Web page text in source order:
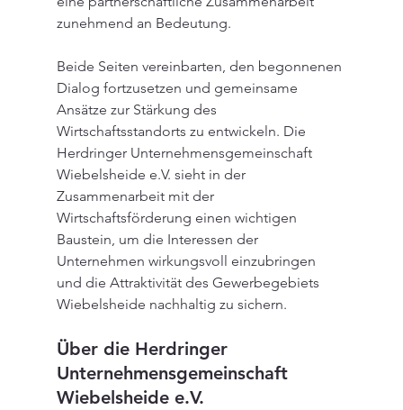
zunehmend an Bedeutung.
Beide Seiten vereinbarten, den begonnenen
Dialog fortzusetzen und gemeinsame
Ansätze zur Stärkung des
Wirtschaftsstandorts zu entwickeln. Die
Herdringer Unternehmensgemeinschaft
Wiebelsheide e.V. sieht in der
Zusammenarbeit mit der
Wirtschaftsförderung einen wichtigen
Baustein, um die Interessen der
Unternehmen wirkungsvoll einzubringen
und die Attraktivität des Gewerbegebiets
Wiebelsheide nachhaltig zu sichern.
Über die Herdringer
Unternehmensgemeinschaft
Wiebelsheide e.V.